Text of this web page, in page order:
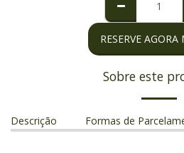
RESERVE AGORA
Sobre este
Descrição Formas de